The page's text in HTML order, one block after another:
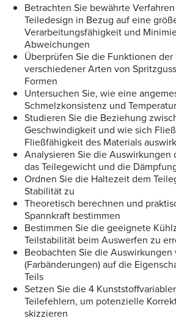
Betrachten Sie bewährte
Teiledesign in Bezug auf eine
Verarbeitungsfähigkeit und
Abweichungen
Überprüfen Sie die Funktionen
verschiedener Arten von
Formen
Untersuchen Sie, wie eine
Schmelzkonsistenz und
Studieren Sie die Beziehung
Geschwindigkeit und wie sich
Fließfähigkeit des Materials
Analysieren Sie die Auswirkungen
das Teilegewicht und die
Ordnen Sie die Haltezeit dem
Stabilität zu
Theoretisch berechnen und
Spannkraft bestimmen
Bestimmen Sie die geeignete
Teilstabilität beim Auswerfen zu
Beobachten Sie die Auswirkungen
(Farbänderungen) auf die
Teils
Setzen Sie die 4
Teilefehlern, um potenzielle
skizzieren